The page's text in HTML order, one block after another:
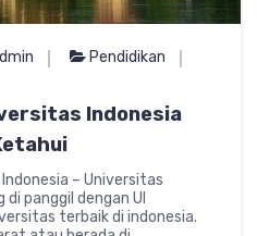
Pendidikan
Indonesia
– Universitas
panggil dengan UI
terbaik di indonesia.